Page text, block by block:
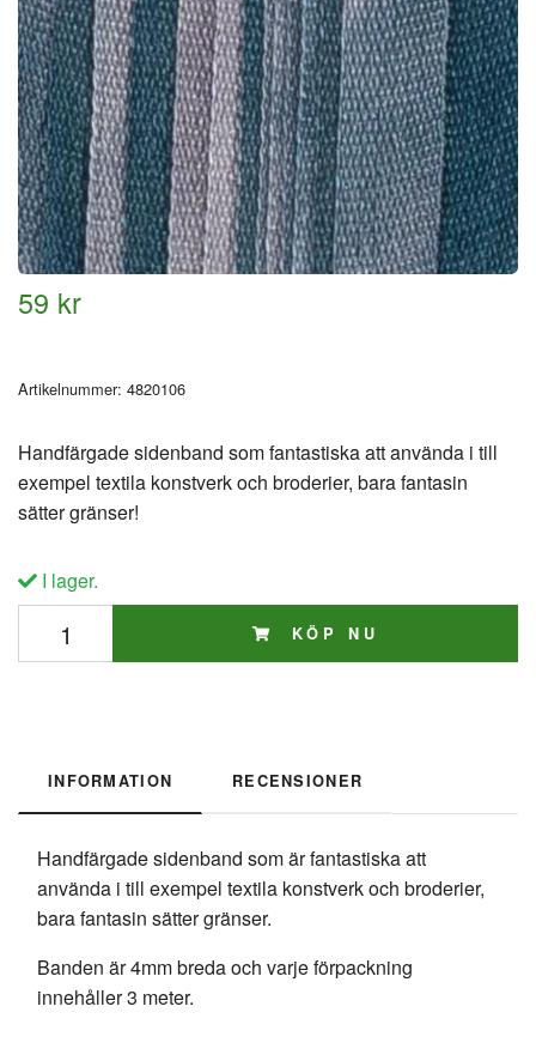
59 kr
Artikelnummer: 4820106
Handfärgade sidenband som fantastiska att använda i till
exempel textila konstverk och broderier, bara fantasin
sätter gränser!
I lager.
KÖP NU
INFORMATION RECENSIONER
Handfärgade sidenband som är fantastiska att
använda i till exempel textila konstverk och broderier,
bara fantasin sätter gränser.
Banden är 4mm breda och varje förpackning
innehåller 3 meter.